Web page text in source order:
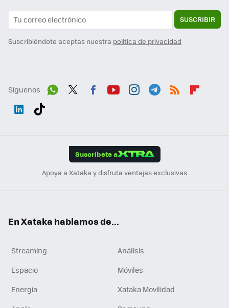
SUSCRIBIR
Suscribiéndote aceptas nuestra política de privacidad
Síguenos
Suscríbete a
Apoya a Xataka y disfruta ventajas exclusivas
En Xataka hablamos de...
Streaming
Análisis
Espacio
Móviles
Energía
Xataka Movilidad